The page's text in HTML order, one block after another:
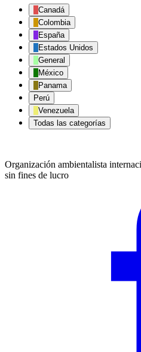
Canadá
Colombia
España
Estados Unidos
General
México
Panama
Perú
Venezuela
Todas las categorías
Organización ambientalista
sin fines de lucro